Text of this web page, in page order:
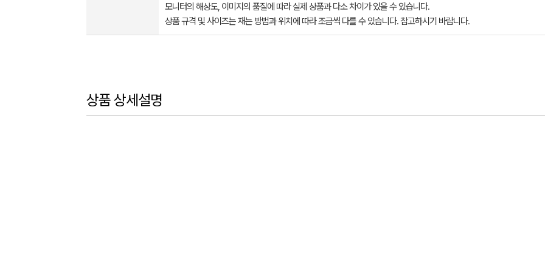
모니터의 해상도, 이미지의 품질에 따라 실제 상품과 다소 차이가 있을 수 있습니다.
상품 규격 및 사이즈는 재는 방법과 위치에 따라 조금씩 다를 수 있습니다. 참고하시기 바랍니다.
상품 상세설명